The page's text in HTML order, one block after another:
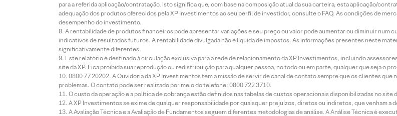
para a referida aplicação/contratação, isto significa que, com base na composição atual da sua carteira, esta aplicação/
adequação dos produtos oferecidos pela XP Investimentos ao seu perfil de investidor, consulte o FAQ. As condições de
desempenho do investimento.
A rentabilidade de produtos financeiros pode apresentar variações e seu preço ou valor pode aumentar ou diminuir num
indicativos de resultados futuros. A rentabilidade divulgada não é líquida de impostos. As informações presentes neste
significativamente diferentes.
Este relatório é destinado à circulação exclusiva para a rede de relacionamento da XP Investimentos, incluindo
site da XP. Fica proibida sua reprodução ou redistribuição para qualquer pessoa, no todo ou em parte, qualquer que seja o
0800 77 20202. A Ouvidoria da XP Investimentos tem a missão de servir de canal de contato sempre que os clientes
problemas. O contato pode ser realizado por meio do telefone: 0800 722 3710.
O custo da operação e a política de cobrança estão definidos nas tabelas de custos operacionais disponibilizadas no site
A XP Investimentos se exime de qualquer responsabilidade por quaisquer prejuízos, diretos ou indiretos, que venham
A Avaliação Técnica e a Avaliação de Fundamentos seguem diferentes metodologias de análise. A Análise Técnica é